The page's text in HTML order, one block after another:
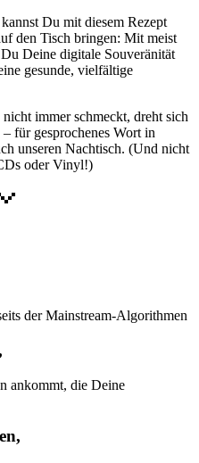
Du mit diesem Rezept
den Tisch bringen: Mit meist
Deine digitale Souveränität
gesunde, vielfältige
immer schmeckt, dreht sich
für gesprochenes Wort in
unseren Nachtisch. (Und nicht
oder Vinyl!)
der Mainstream-Algorithmen
ankommt, die Deine